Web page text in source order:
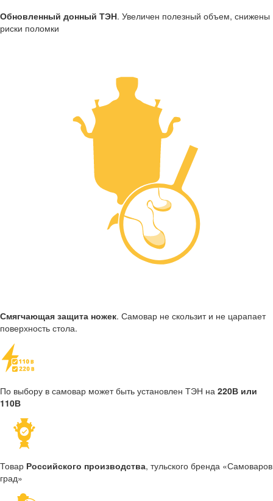
Обновленный донный ТЭН. Увеличен полезный объем, снижены
риски поломки
Смягчающая защита ножек. Самовар не скользит и не царапает
поверхность стола.
По выбору в самовар может быть установлен ТЭН на 220В или
110В
Товар Российского производства, тульского бренда «Самоваров
град»